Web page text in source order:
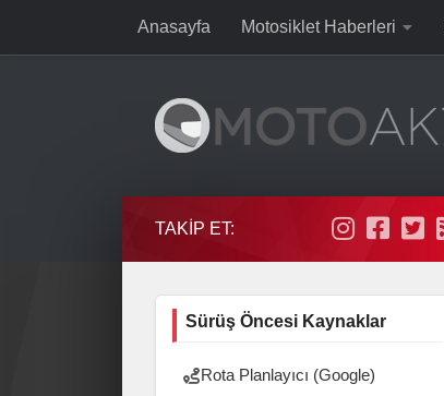
Skip to contentAnasayfa Motosiklet Haberleri
TAKIP ET:
Sürüş Öncesi Kaynaklar
Rota Planlayıcı (Google)